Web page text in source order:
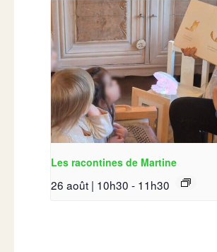
Les racontines de Martine
26 août | 10h30 - 11h30